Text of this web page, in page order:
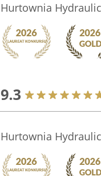
Hurtownia
9.3
Hurtownia